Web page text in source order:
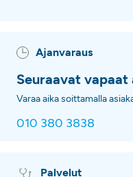
Ajanvaraus
Seuraavat vapaat
Varaa aika soittamalla
010 380 3838
Palvelut